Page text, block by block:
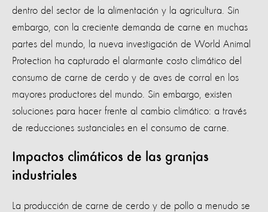
dentro del sector de la alimentación y la agricultura. Sin
embargo, con la creciente demanda de carne en muchas
partes del mundo, la nueva investigación de World Animal
Protection ha capturado el alarmante costo climático del
consumo de carne de cerdo y de aves de corral en los
mayores productores del mundo. Sin embargo, existen
soluciones para hacer frente al cambio climático: a través
de reducciones sustanciales en el consumo de carne.
Impactos climáticos de las granjas
industriales
La producción de carne de cerdo y de pollo a menudo se